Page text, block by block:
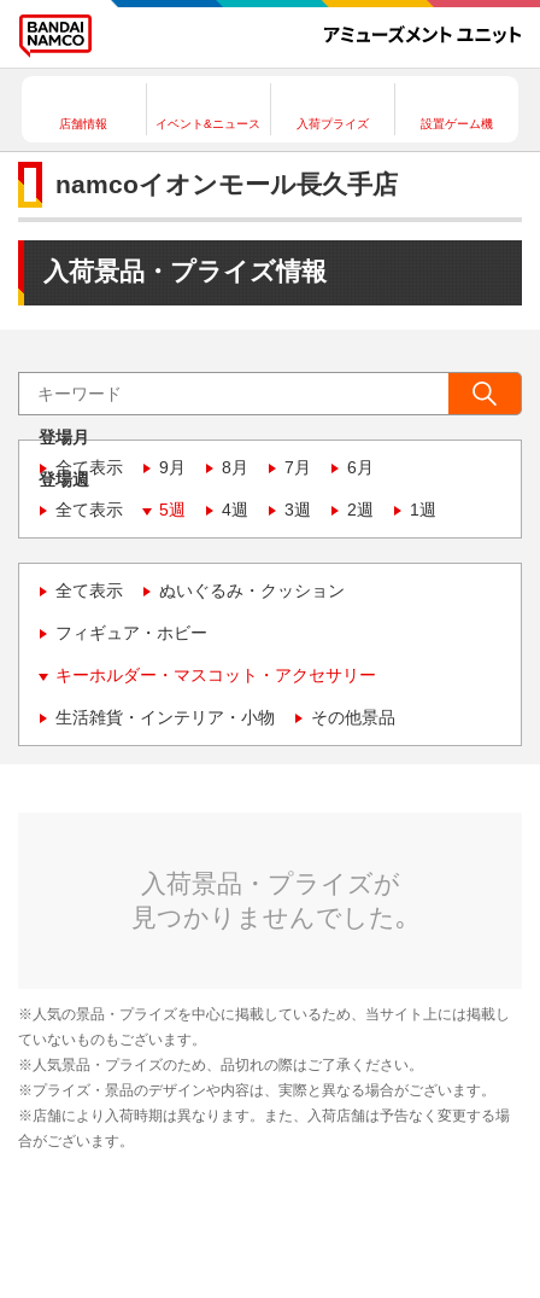
店舗情報 イベント&ニュース 入荷プライズ 設置ゲーム機
namcoイオンモール長久手店
入荷景品・プライズ情報
登場月
全て表示
9月 8月 7月 6月
登場週
全て表示
5週 4週 3週 2週 1週
全て表示 ぬいぐるみ・クッション
フィギュア・ホビー
キーホルダー・マスコット・アクセサリー
生活雑貨・インテリア・小物 その他景品